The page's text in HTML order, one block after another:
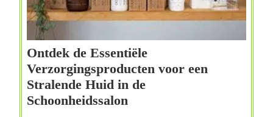
Ontdek de Essentiële
Verzorgingsproducten voor een
Stralende Huid in de
Schoonheidssalon